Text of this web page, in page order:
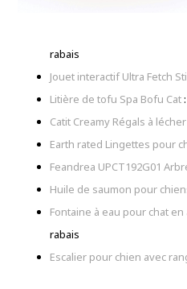
rabais
Jouet interactif Ultra Fetch
Litière de tofu Spa Bofu Cat
Catit Creamy Régals à
Earth rated Lingettes pour
Feandrea UPCT192G01
Huile de saumon pour
Fontaine à eau pour chat
rabais
Escalier pour chien avec